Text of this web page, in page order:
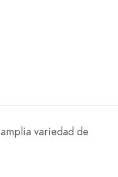
variedad de